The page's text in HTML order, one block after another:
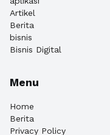
Artikel
Berita
bisnis
Bisnis Digital
Menu
Home
Berita
Privacy Policy